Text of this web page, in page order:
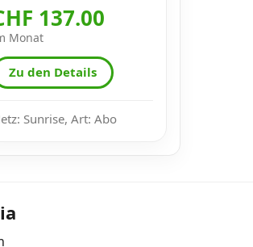
137.00
Monat
Zu den Details
Sunrise, Art: Abo